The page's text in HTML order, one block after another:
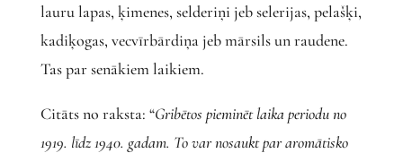
lauru lapas, ķimenes, selderiņi jeb selerijas, pelašķi,
kadiķogas, vecvīrbārdiņa jeb mārsils un raudene.
Tas par senākiem laikiem.
Citāts no raksta: “Gribētos pieminēt laika periodu no
1919. līdz 1940. gadam. To var nosaukt par aromātisko